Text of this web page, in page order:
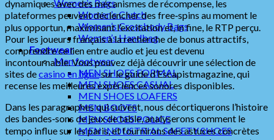
Women’s Bags
Women’s Clutch
Women’s Crossbody Bags
Women’s Handbag
Footwear
Men footwear
MEN SHOES FORMAL
MEN SHOES CASUAL
MEN SHOES LOAFERS
MEN BOOTS
MEN SHOES POLICE
MEN INDUSTRIAL SAFETY SHOES
dynamiques avec des mécanismes de récompense, les
plateformes peuvent déclencher des free‑spins au moment le
plus opportun, maximisant l’excitation et, in fine, le RTP perçu.
Pour les joueurs français à la recherche de bonus attractifs,
comprendre ce lien entre audio et jeu est devenu
incontournable. Vous pouvez déjà découvrir une sélection de
sites decasino en lignesur le guide d’Escapistmagazine, qui
recense les meilleures expériences sonores disponibles.
Dans les paragraphes qui suivent, nous décortiquerons l’histoire
des bandes‑sons de jeux de table, analyserons comment le
tempo influe sur les paris, et fournirons des astuces concrètes